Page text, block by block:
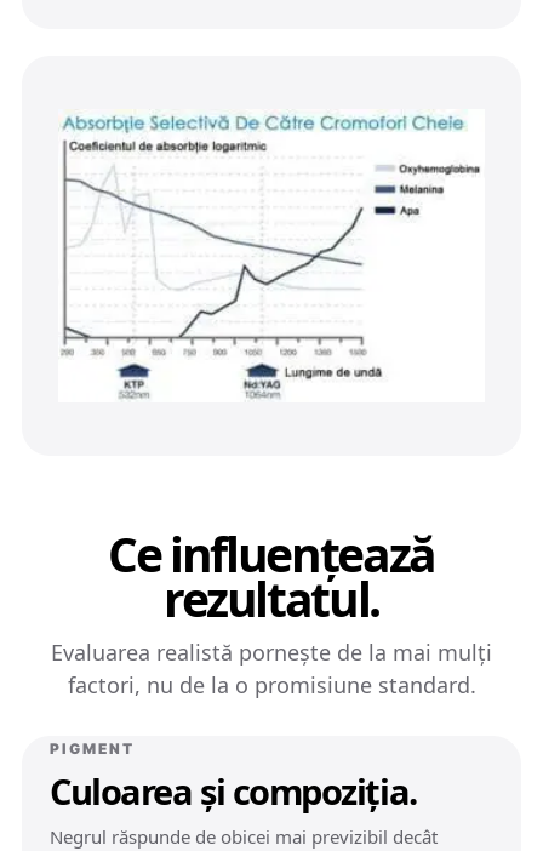
Ce influențează
rezultatul.
Evaluarea realistă pornește de la mai mulți
factori, nu de la o promisiune standard.
PIGMENT
Culoarea și compoziția.
Negrul răspunde de obicei mai previzibil decât